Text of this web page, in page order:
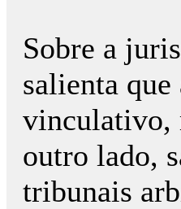
Sobre a
salienta
vinculativo,
outro lado,
tribunais